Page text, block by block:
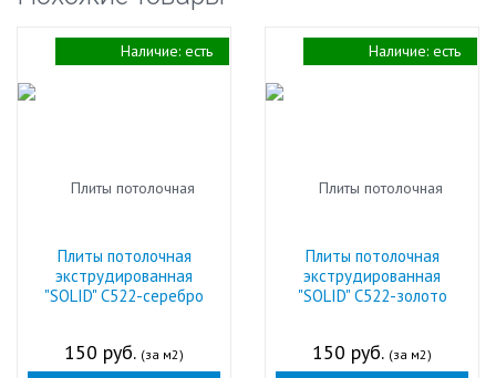
Плиты потолочная
экструдированная
"SOLID" С522-серебро
150 руб. (за м2)
Наличие: есть
Плиты потолочная
экструдированная
"SOLID" С522-золото
150 руб. (за м2)
Наличие: есть